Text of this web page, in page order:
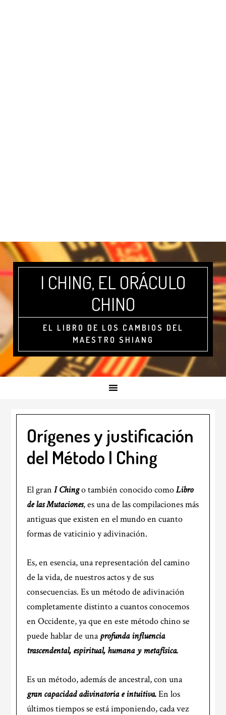
I CHING, EL ORÁCULO
CHINO
EL LIBRO DE LOS CAMBIOS DEL
MAESTRO SHIANG
Orígenes y justificación
del Método I Ching
El granI Chingo también conocido comoLibro
de las Mutaciones, es una de las compilaciones más
antiguas que existen en el mundo en cuanto
formas de vaticinio y adivinación.
Es, en esencia, una representación del camino
de la vida, de nuestros actos y de sus
consecuencias. Es un método de adivinación
completamente distinto a cuantos conocemos
en Occidente, ya que en este método chino se
puede hablar de unaprofunda influencia
trascendental, espiritual, humana y metafísica.
Es un método, además de ancestral, con una
gran capacidad adivinatoria e intuitiva.En los
últimos tiempos se está imponiendo, cada vez